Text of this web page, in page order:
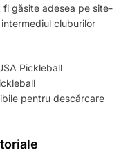
găsite adesea pe site-
cluburilor
Pickleball
pentru descărcare